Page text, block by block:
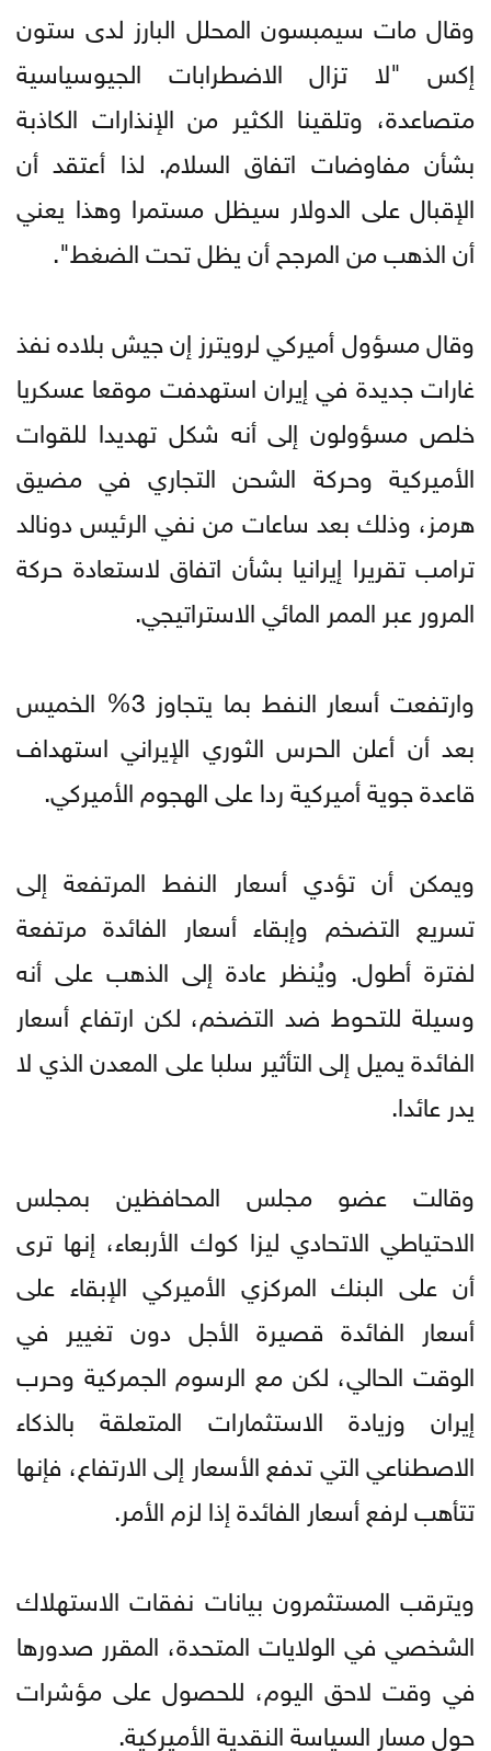
وقال مات سيمبسون المحلل البارز لدى ستون
إكس "لا تزال الاضطرابات الجيوسياسية
متصاعدة، وتلقينا الكثير من الإنذارات الكاذبة
بشأن مفاوضات اتفاق السلام. لذا أعتقد أن
الإقبال على الدولار سيظل مستمرا وهذا يعني
أن الذهب من المرجح أن يظل تحت الضغط".
وقال مسؤول أميركي لرويترز إن جيش بلاده نفذ
غارات جديدة في إيران استهدفت موقعا عسكريا
خلص مسؤولون إلى أنه شكل تهديدا للقوات
الأميركية وحركة الشحن التجاري في مضيق
هرمز، وذلك بعد ساعات من نفي الرئيس دونالد
ترامب تقريرا إيرانيا بشأن اتفاق لاستعادة حركة
المرور عبر الممر المائي الاستراتيجي.
وارتفعت أسعار النفط بما يتجاوز 3% الخميس
بعد أن أعلن الحرس الثوري الإيراني استهداف
قاعدة جوية أميركية ردا على الهجوم الأميركي.
ويمكن أن تؤدي أسعار النفط المرتفعة إلى
تسريع التضخم وإبقاء أسعار الفائدة مرتفعة
لفترة أطول. ويُنظر عادة إلى الذهب على أنه
وسيلة للتحوط ضد التضخم، لكن ارتفاع أسعار
الفائدة يميل إلى التأثير سلبا على المعدن الذي لا
يدر عائدا.
وقالت عضو مجلس المحافظين بمجلس
الاحتياطي الاتحادي ليزا كوك الأربعاء، إنها ترى
أن على البنك المركزي الأميركي الإبقاء على
أسعار الفائدة قصيرة الأجل دون تغيير في
الوقت الحالي، لكن مع الرسوم الجمركية وحرب
إيران وزيادة الاستثمارات المتعلقة بالذكاء
الاصطناعي التي تدفع الأسعار إلى الارتفاع، فإنها
تتأهب لرفع أسعار الفائدة إذا لزم الأمر.
ويترقب المستثمرون بيانات نفقات الاستهلاك
الشخصي في الولايات المتحدة، المقرر صدورها
في وقت لاحق اليوم، للحصول على مؤشرات
حول مسار السياسة النقدية الأميركية.